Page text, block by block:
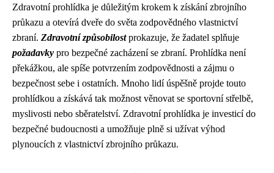
Zdravotní prohlídka je důležitým krokem k získání zbrojního
průkazu a otevírá dveře do světa zodpovědného vlastnictví
zbraní. Zdravotní způsobilostprokazuje, že žadatel splňuje
požadavky pro bezpečné zacházení se zbraní. Prohlídka není
překážkou, ale spíše potvrzením zodpovědnosti a zájmu o
bezpečnost sebe i ostatních. Mnoho lidí úspěšně projde touto
prohlídkou a získává tak možnost věnovat se sportovní střelbě,
myslivosti nebo sběratelství. Zdravotní prohlídka je investicí do
bezpečné budoucnosti a umožňuje plně si užívat výhod
plynoucích z vlastnictví zbrojního průkazu.